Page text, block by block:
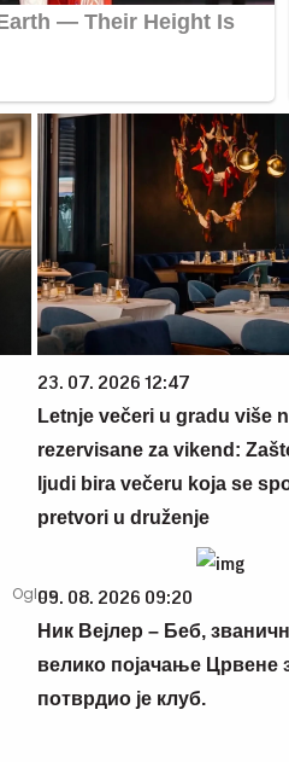
23. 07. 2026 12:47
Letnje večeri u gradu više
rezervisane za vikend:
ljudi bira večeru koja se
pretvori u druženje
09. 08. 2026 09:20
Ник Вејлер – Беб,
велико појачање Црвене
потврдио је клуб.